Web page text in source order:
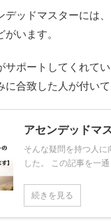
デッドマスターには
います。
サポートしてくれて
に合致した人が付い
アセンデッドマ
そんな疑問を持つ人
した。 この記事を一
続きを見る